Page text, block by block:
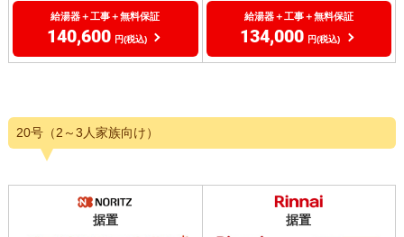
給湯器＋工事＋無料保証
140,600 円(税込)
給湯器＋工事＋無料保証
134,000 円(税込)
20号（2～3人家族向け）
据置 据置